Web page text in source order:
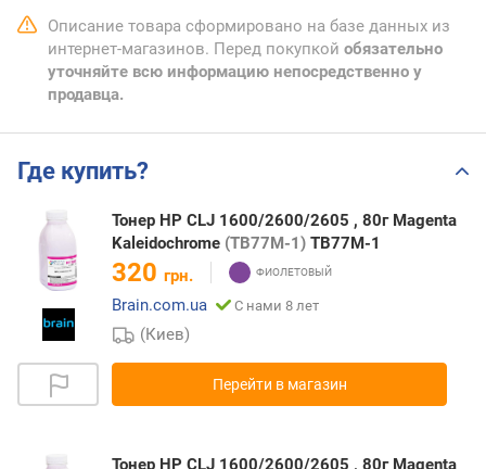
Описание товара сформировано на базе данных из
интернет-магазинов. Перед покупкой обязательно
уточняйте всю информацию непосредственно у
продавца.
Где купить?
Тонер HP CLJ 1600/2600/2605 , 80г Magenta
Kaleidochrome (TB77M-1) TB77M-1
320 грн.
Brain.com.ua
С нами 8 лет
(Киев)
Перейти в магазин
Тонер HP CLJ 1600/2600/2605 , 80г Magenta